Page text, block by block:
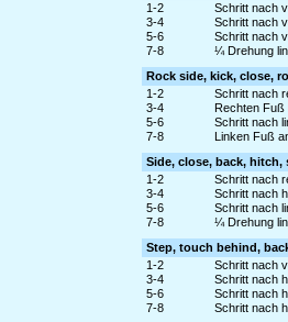
1-2
Schritt nach
3-4
Schritt nach
5-6
Schritt nach
7-8
¼ Drehung
Rock side, kick, close,
1-2
Schritt nach
3-4
Rechten Fuß
5-6
Schritt nach
7-8
Linken Fuß
Side, close, back,
1-2
Schritt nach
3-4
Schritt nach
5-6
Schritt nach
7-8
¼ Drehung
Step, touch behind,
1-2
Schritt nach
3-4
Schritt nach
5-6
Schritt nach
7-8
Schritt nach